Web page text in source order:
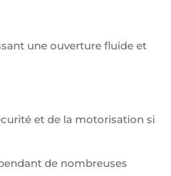
une ouverture fluide et
et de la motorisation si
de nombreuses